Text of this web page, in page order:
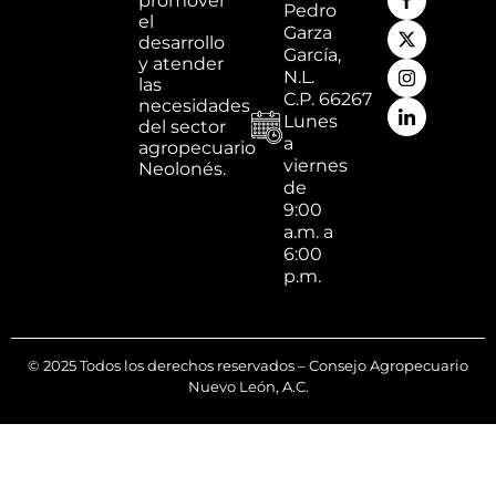
el
desarrollo
y atender
las
necesidades
del sector
agropecuario
Neolonés.
Pedro
Garza
García,
N.L.
C.P. 66267
Lunes
a
viernes
de
9:00
a.m. a
6:00
p.m.
© 2025 Todos los derechos reservados – Consejo Agropecuario
Nuevo León, A.C.